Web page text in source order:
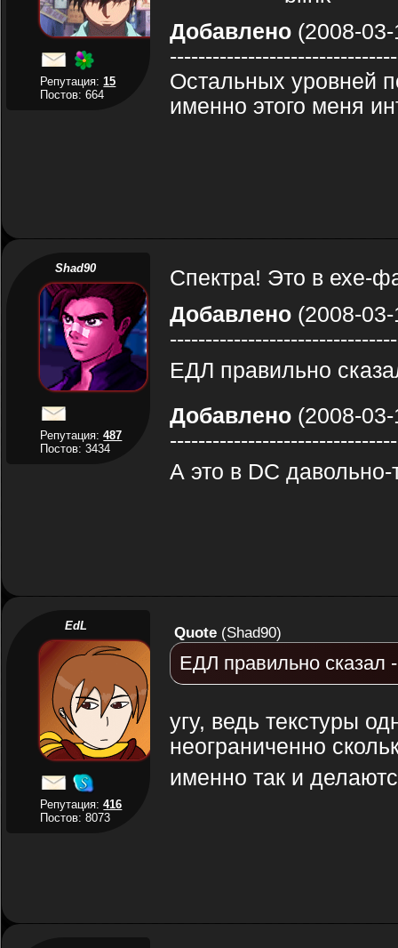
Репутация:15
Постов: 664
Добавлено(2008-03-
Остальных уровней
именно этого меня
Shad90
Репутация:487
Постов: 3434
Спектра! Это в ехе-
Добавлено(2008-03-
ЕДЛ правильно
Добавлено(2008-03-
А это в DC
EdL
Репутация:416
Постов: 8073
Quote(Shad90)
ЕДЛ правильно сказал
угу, ведь текстуры
неограниченно
именно так и